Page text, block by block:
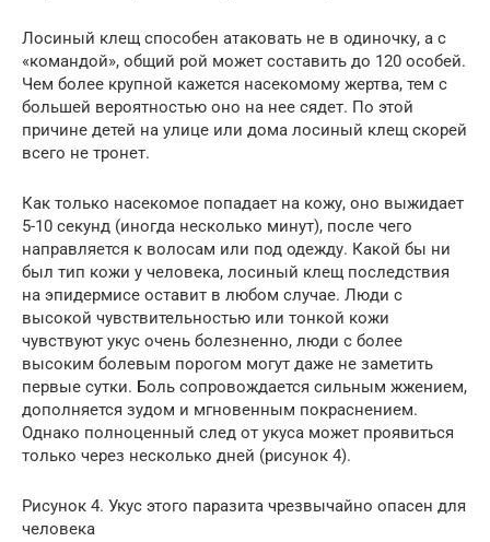
Лосиный клещ способен атаковать не в одиночку, а с
«командой», общий рой может составить до 120 особей.
Чем более крупной кажется насекомому жертва, тем с
большей вероятностью оно на нее сядет. По этой
причине детей на улице или дома лосиный клещ скорей
всего не тронет.
Как только насекомое попадает на кожу, оно выжидает
5-10 секунд (иногда несколько минут), после чего
направляется к волосам или под одежду. Какой бы ни
был тип кожи у человека, лосиный клещ последствия
на эпидермисе оставит в любом случае. Люди с
высокой чувствительностью или тонкой кожи
чувствуют укус очень болезненно, люди с более
высоким болевым порогом могут даже не заметить
первые сутки. Боль сопровождается сильным жжением,
дополняется зудом и мгновенным покраснением.
Однако полноценный след от укуса может проявиться
только через несколько дней (рисунок 4).
Рисунок 4. Укус этого паразита чрезвычайно опасен для
человека